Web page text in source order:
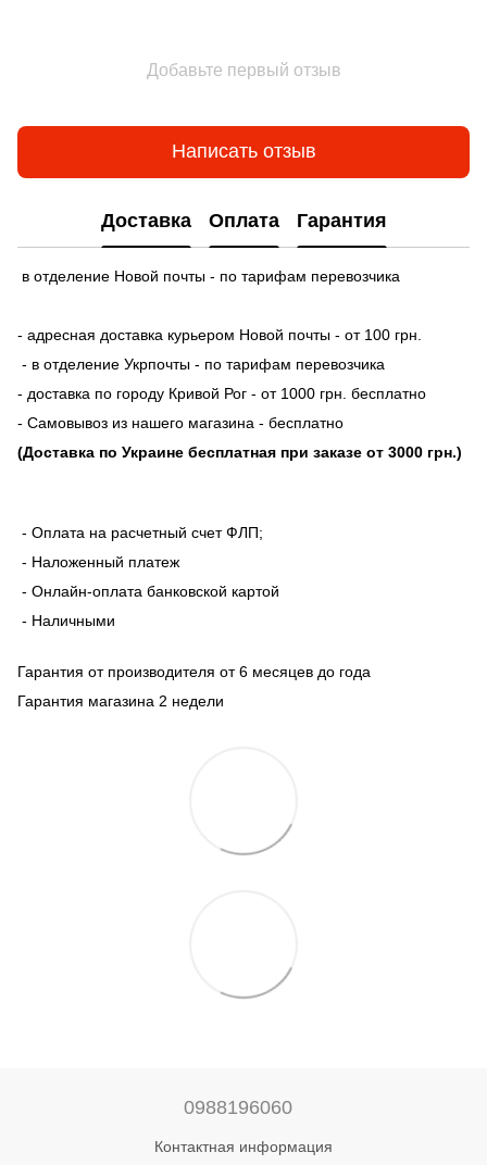
Добавьте первый отзыв
Написать отзыв
Доставка Оплата Гарантия
в отделение Новой почты - по тарифам перевозчика
- адресная доставка курьером Новой почты - от 100 грн.
- в отделение Укрпочты - по тарифам перевозчика
- доставка по городу Кривой Рог - от 1000 грн. бесплатно
- Самовывоз из нашего магазина - бесплатно
(Доставка по Украине бесплатная при заказе от 3000 грн.)
- Оплата на расчетный счет ФЛП;
- Наложенный платеж
- Онлайн-оплата банковской картой
- Наличными
Гарантия от производителя от 6 месяцев до года
Гарантия магазина 2 недели
0988196060
Контактная информация